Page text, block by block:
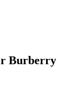
Burberry